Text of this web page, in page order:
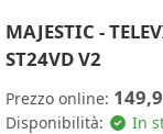
MAJESTIC -
ST24VD V2
Prezzo online:
Disponibilità: In